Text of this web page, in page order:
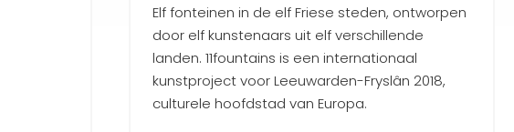
Elf fonteinen in de elf Friese steden, ontworpen
door elf kunstenaars uit elf verschillende
landen. 11fountains is een internationaal
kunstproject voor Leeuwarden-Fryslân 2018,
culturele hoofdstad van Europa.